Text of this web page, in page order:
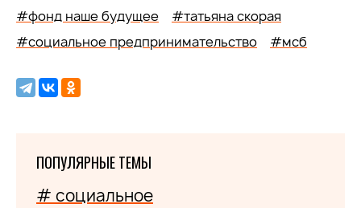
#фонд наше будущее
#татьяна скорая
#социальное предпринимательство
#мсб
ПОПУЛЯРНЫЕ ТЕМЫ
# социальное